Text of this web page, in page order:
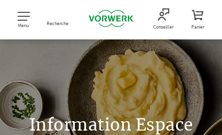
Menu Recherche Conseiller Panier
Information Espace